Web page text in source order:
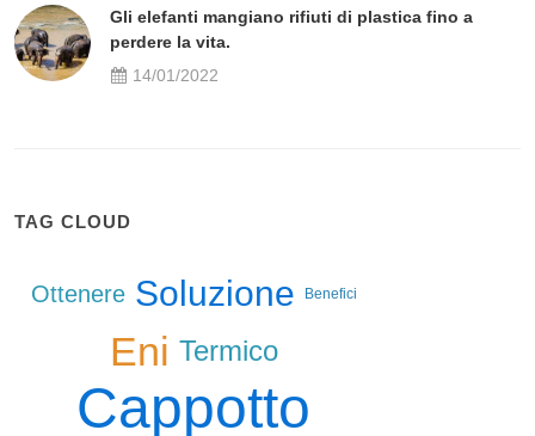
Gli elefanti mangiano rifiuti di plastica fino a
perdere la vita.
14/01/2022
TAG CLOUD
Ottenere Soluzione Benefici
Eni Termico
Cappotto